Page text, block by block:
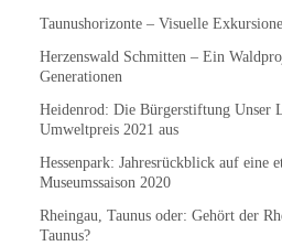
Taunushorizonte – Visuelle
Herzenswald Schmitten – Ein
Generationen
Heidenrod: Die Bürgerstiftung Unser
Umweltpreis 2021 aus
Hessenpark: Jahresrückblick auf eine
Museumssaison 2020
Rheingau, Taunus oder: Gehört der
Taunus?